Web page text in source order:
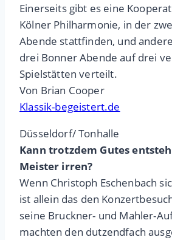
Einerseits gibt es eine
Kölner Philharmonie, in der
Abende stattfinden, und
drei Bonner Abende auf drei
Spielstätten verteilt.
Von Brian Cooper
Klassik-begeistert.de
Düsseldorf/ Tonhalle
Kann trotzdem Gutes
Meister irren?
Wenn Christoph Eschenbach
ist allein das den
seine Bruckner- und Mahler-
machten den dutzendfach